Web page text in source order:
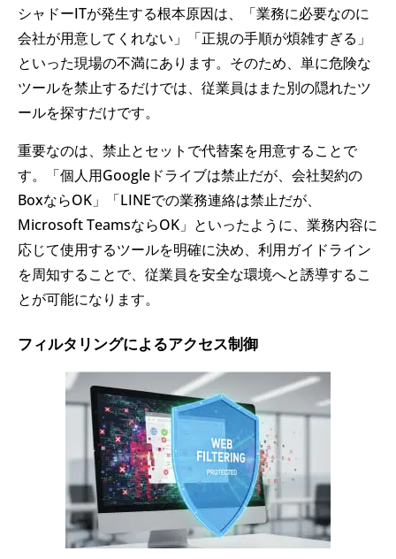
シャドーITが発生する根本原因は、「業務に必要なのに
会社が用意してくれない」「正規の手順が煩雑すぎる」
といった現場の不満にあります。そのため、単に危険な
ツールを禁止するだけでは、従業員はまた別の隠れたツ
ールを探すだけです。
重要なのは、禁止とセットで代替案を用意することで
す。「個人用Googleドライブは禁止だが、会社契約の
BoxならOK」「LINEでの業務連絡は禁止だが、
Microsoft TeamsならOK」といったように、業務内容に
応じて使用するツールを明確に決め、利用ガイドライン
を周知することで、従業員を安全な環境へと誘導するこ
とが可能になります。
フィルタリングによるアクセス制御